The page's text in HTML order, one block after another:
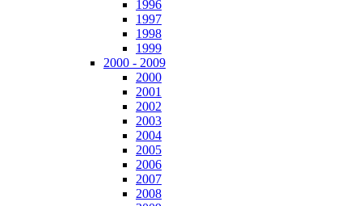
1996
1997
1998
1999
2000 - 2009
2000
2001
2002
2003
2004
2005
2006
2007
2008